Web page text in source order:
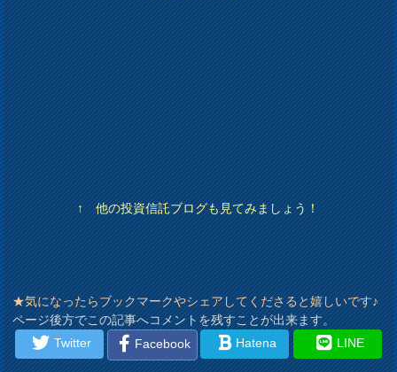
↑ 他の投資信託ブログも見てみましょう！
★気になったらブックマークやシェアしてくださると嬉しいです♪
ページ後方でこの記事へコメントを残すことが出来ます。
Twitter
Facebook Hatena LINE